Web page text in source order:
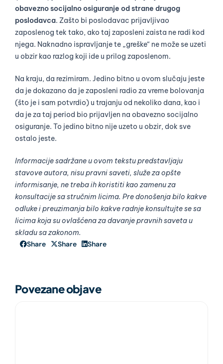
obavezno socijalno osiguranje od strane drugog
poslodavca. Zašto bi poslodavac prijavljivao
zaposlenog tek tako, ako taj zaposleni zaista ne radi kod
njega. Naknadno ispravljanje te „greške“ ne može se uzeti
u obzir kao razlog koji ide u prilog zaposlenom.
Na kraju, da rezimiram. Jedino bitno u ovom slučaju jeste
da je dokazano da je zaposleni radio za vreme bolovanja
(što je i sam potvrdio) u trajanju od nekoliko dana, kao i
da je za taj period bio prijavljen na obavezno socijalno
osiguranje. To jedino bitno nije uzeto u obzir, dok sve
ostalo jeste.
Informacije sadržane u ovom tekstu predstavljaju
stavove autora, nisu pravni saveti, služe za opšte
informisanje, ne treba ih koristiti kao zamenu za
konsultacije sa stručnim licima. Pre donošenja bilo kakve
odluke i preuzimanja bilo kakve radnje konsultujte se sa
licima koja su ovlašćena za davanje pravnih saveta u
skladu sa zakonom.
Share
Share Share
Povezane objave